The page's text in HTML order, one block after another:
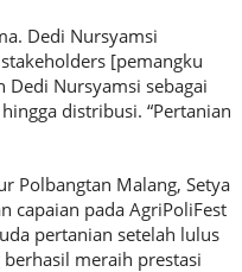
Dedi Nursyamsi
[pemangku
Nursyamsi sebagai
distribusi. “Pertanian
Polbangtan Malang, Setya
capaian pada AgriPoliFest
pertanian setelah lulus
meraih prestasi